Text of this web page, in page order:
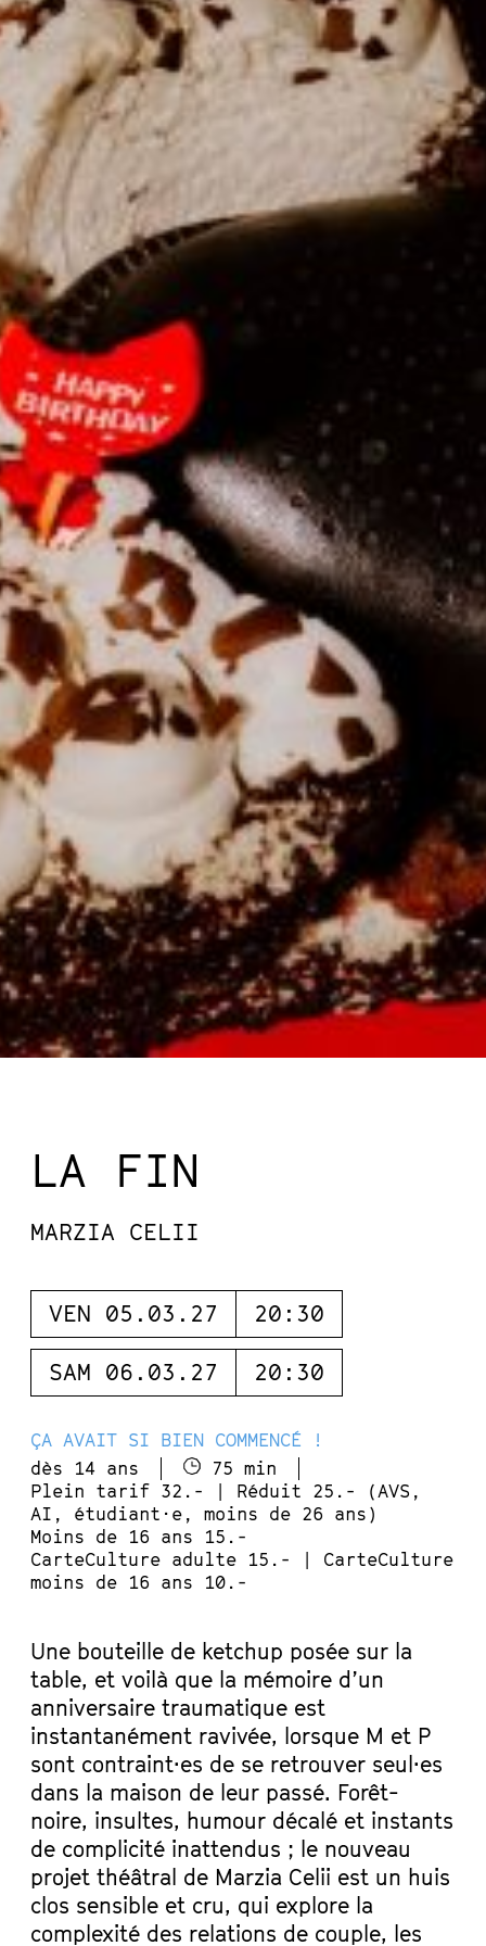
LA FIN
MARZIA CELII
VEN 05.03.27 20:30
SAM 06.03.27 20:30
ÇA AVAIT SI BIEN COMMENCÉ !
dès 14 ans
75 min
Plein tarif 32.- | Réduit 25.- (AVS,
AI, étudiant·e, moins de 26 ans)
Moins de 16 ans 15.-
CarteCulture adulte 15.- | CarteCulture
moins de 16 ans 10.-
Une bouteille de ketchup posée sur la
table, et voilà que la mémoire d’un
anniversaire traumatique est
instantanément ravivée, lorsque M et P
sont contraint·es de se retrouver seul·es
dans la maison de leur passé. Forêt-
noire, insultes, humour décalé et instants
de complicité inattendus ; le nouveau
projet théâtral de Marzia Celii est un huis
clos sensible et cru, qui explore la
complexité des relations de couple, les